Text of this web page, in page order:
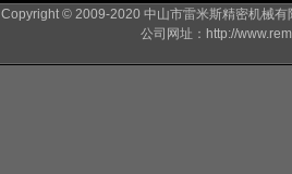
Copyright © 2009-2020 中山市雷米斯精密机械
公司网址： http://